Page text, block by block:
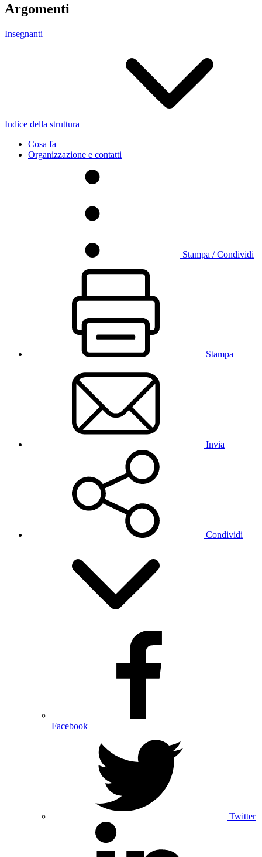
Argomenti
Insegnanti
Indice della struttura
Cosa fa
Organizzazione e contatti
Stampa / Condividi
Stampa
Invia
Condividi
Facebook
Twitter